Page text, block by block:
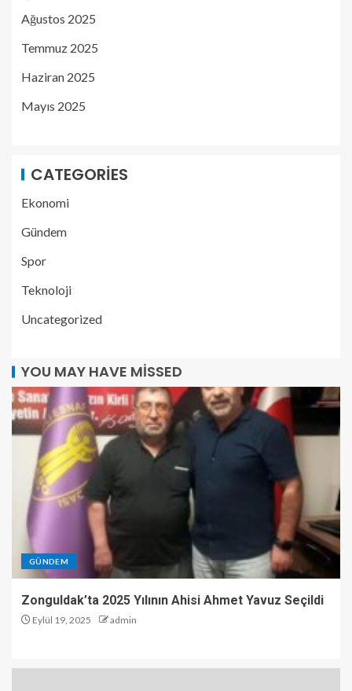
Ağustos 2025
Temmuz 2025
Haziran 2025
Mayıs 2025
CATEGORIES
Ekonomi
Gündem
Spor
Teknoloji
Uncategorized
YOU MAY HAVE MISSED
GÜNDEM
Zonguldak’ta 2025 Yılının Ahisi Ahmet Yavuz Seçildi
Eylül 19, 2025 admin